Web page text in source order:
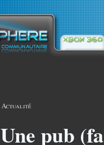
Actualité
Une pub